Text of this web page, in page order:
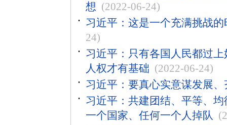
想 (2022-06-24)
习近平：这是一个充满挑战
24)
习近平：只有各国人民都过
人权才有基础 (2022-06-24)
习近平：要真心实意谋发展
习近平：共建团结、平等、
一个国家、任何一个人掉队